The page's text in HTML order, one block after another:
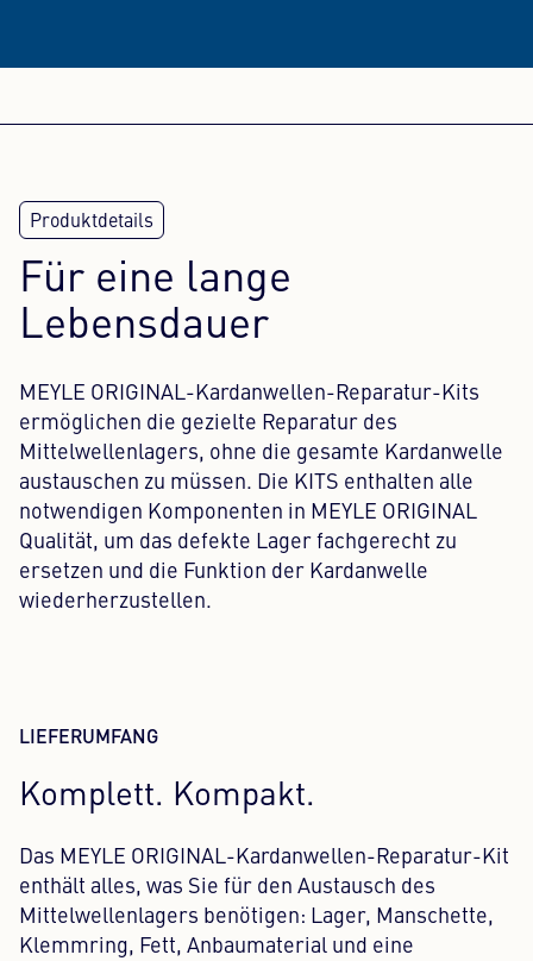
Für eine lange
Lebensdauer
MEYLE ORIGINAL-Kardanwellen-Reparatur-Kits
ermöglichen die gezielte Reparatur des
Mittelwellenlagers, ohne die gesamte Kardanwelle
austauschen zu müssen. Die KITS enthalten alle
notwendigen Komponenten in MEYLE ORIGINAL
Qualität, um das defekte Lager fachgerecht zu
ersetzen und die Funktion der Kardanwelle
wiederherzustellen.
LIEFERUMFANG
Komplett. Kompakt.
Das MEYLE ORIGINAL-Kardanwellen-Reparatur-Kit
enthält alles, was Sie für den Austausch des
Mittelwellenlagers benötigen: Lager, Manschette,
Klemmring, Fett, Anbaumaterial und eine